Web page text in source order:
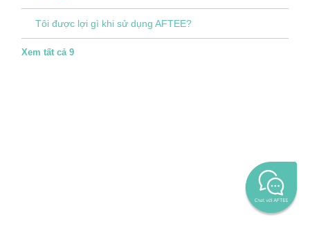
Tôi được lợi gì khi sử dụng AFTEE?
Xem tất cả 9